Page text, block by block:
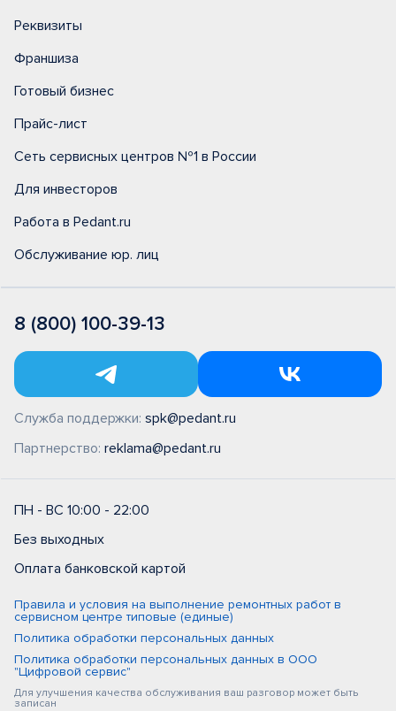
Реквизиты
Франшиза
Готовый бизнес
Прайс-лист
Сеть сервисных центров №1 в России
Для инвесторов
Работа в Pedant.ru
Обслуживание юр. лиц
8 (800) 100-39-13
Служба поддержки: spk@pedant.ru
Партнерство: reklama@pedant.ru
ПН - ВС 10:00 - 22:00
Без выходных
Оплата банковской картой
Правила и условия на выполнение ремонтных работ в
сервисном центре типовые (единые)
Политика обработки персональных данных
Политика обработки персональных данных в ООО
"Цифровой сервис"
Для улучшения качества обслуживания ваш разговор может быть
записан